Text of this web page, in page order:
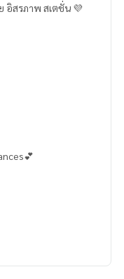
อิสรภาพ สเตชั่น 💜